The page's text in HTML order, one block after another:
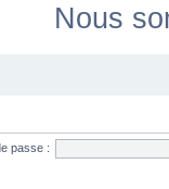
Nous
passe :